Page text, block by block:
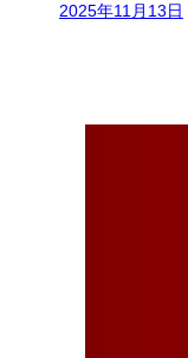
2025年11月13日